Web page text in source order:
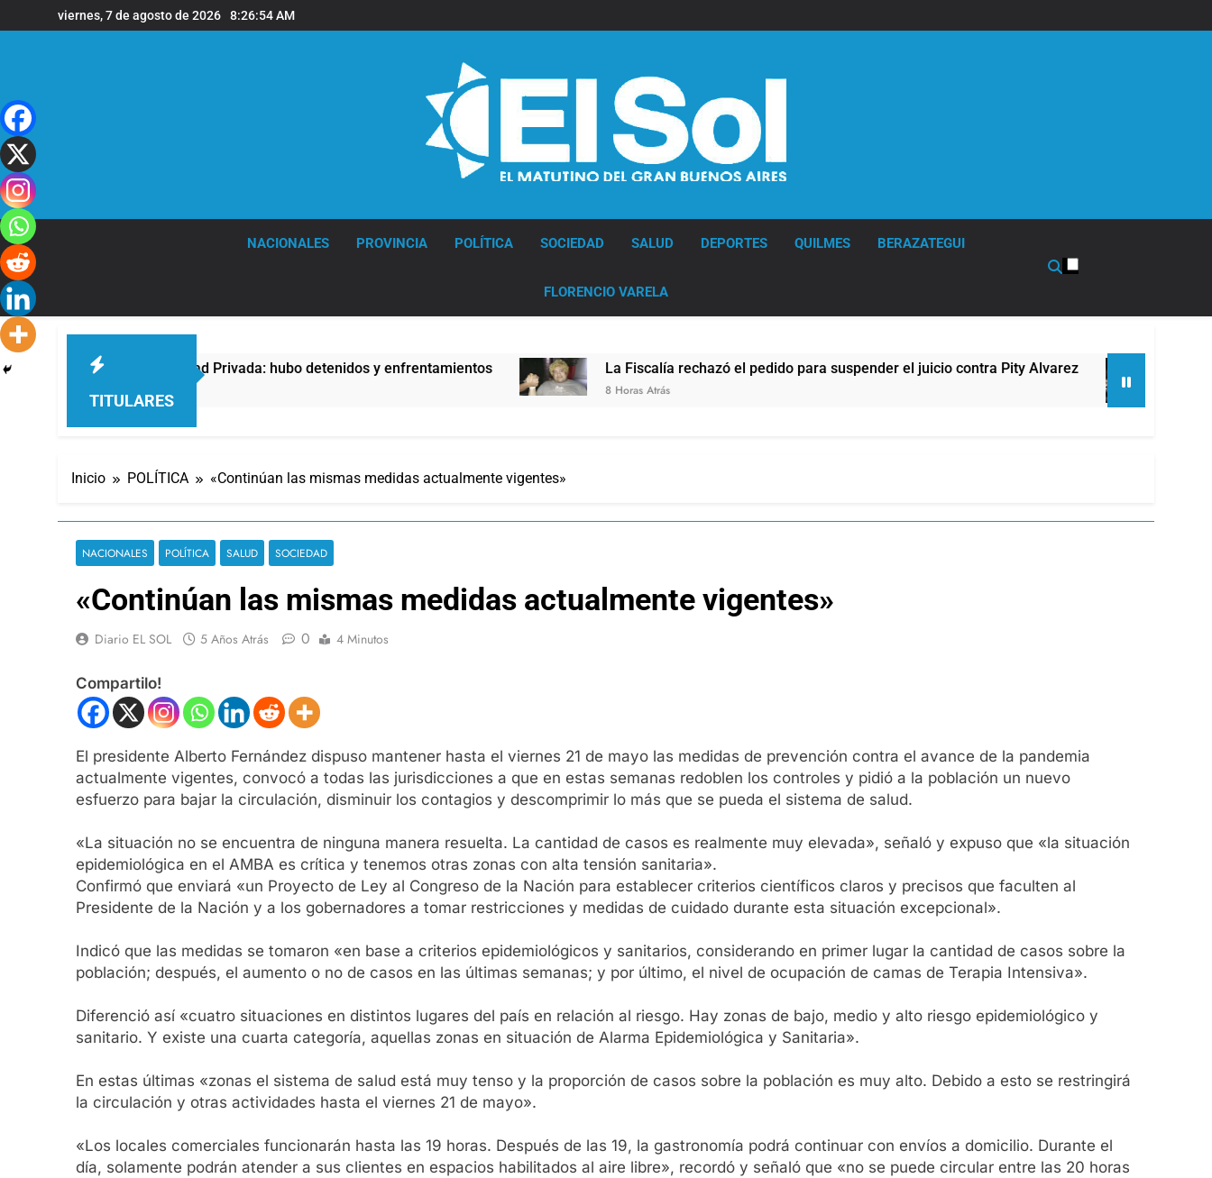
al
viernes, 7 de agosto de 2026 8:26:54 AM
NACIONALES PROVINCIA POLÍTICA SOCIEDAD SALUD DEPORTES QUILMES BERAZATEGUI
FLORENCIO VARELA
TITULARES
la Ley de Propiedad Privada: hubo detenidos y enfrentamientos La Fiscalía rechazó el pedido para suspender el juicio contra Pity Alvarez
8 Horas Atrás
Inicio POLÍTICA «Continúan las mismas medidas actualmente vigentes»
NACIONALES POLÍTICA SALUD SOCIEDAD
«Continúan las mismas medidas actualmente vigentes»
Diario EL SOL 5 Años Atrás 0 4 Minutos
Compartilo!
El presidente Alberto Fernández dispuso mantener hasta el viernes 21 de mayo las medidas de prevención contra el avance de la pandemia
actualmente vigentes, convocó a todas las jurisdicciones a que en estas semanas redoblen los controles y pidió a la población un nuevo
esfuerzo para bajar la circulación, disminuir los contagios y descomprimir lo más que se pueda el sistema de salud.
«La situación no se encuentra de ninguna manera resuelta. La cantidad de casos es realmente muy elevada», señaló y expuso que «la situación
epidemiológica en el AMBA es crítica y tenemos otras zonas con alta tensión sanitaria».
Confirmó que enviará «un Proyecto de Ley al Congreso de la Nación para establecer criterios científicos claros y precisos que faculten al
Presidente de la Nación y a los gobernadores a tomar restricciones y medidas de cuidado durante esta situación excepcional».
Indicó que las medidas se tomaron «en base a criterios epidemiológicos y sanitarios, considerando en primer lugar la cantidad de casos sobre la
población; después, el aumento o no de casos en las últimas semanas; y por último, el nivel de ocupación de camas de Terapia Intensiva».
Diferenció así «cuatro situaciones en distintos lugares del país en relación al riesgo. Hay zonas de bajo, medio y alto riesgo epidemiológico y
sanitario. Y existe una cuarta categoría, aquellas zonas en situación de Alarma Epidemiológica y Sanitaria».
En estas últimas «zonas el sistema de salud está muy tenso y la proporción de casos sobre la población es muy alto. Debido a esto se restringirá
la circulación y otras actividades hasta el viernes 21 de mayo».
«Los locales comerciales funcionarán hasta las 19 horas. Después de las 19, la gastronomía podrá continuar con envíos a domicilio. Durante el
día, solamente podrán atender a sus clientes en espacios habilitados al aire libre», recordó y señaló que «no se puede circular entre las 20 horas